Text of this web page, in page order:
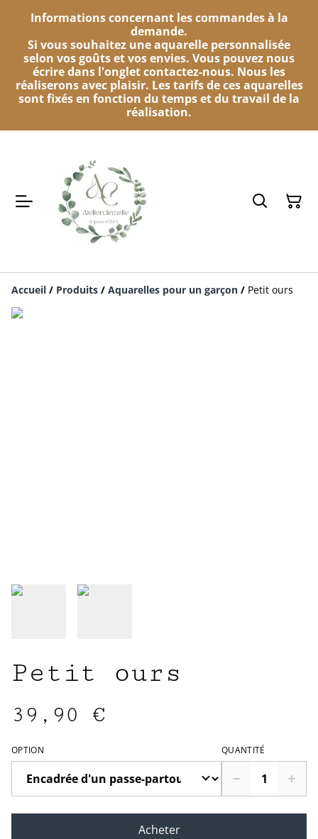
Informations concernant les commandes à la
demande.
Si vous souhaitez une aquarelle personnalisée
selon vos goûts et vos envies. Vous pouvez nous
écrire dans l'onglet contactez-nous. Nous les
réaliserons avec plaisir. Les tarifs de ces aquarelles
sont fixés en fonction du temps et du travail de la
réalisation.
Accueil / Produits / Aquarelles pour un garçon / Petit ours
Petit ours
39,90 €
OPTION QUANTITÉ
Acheter